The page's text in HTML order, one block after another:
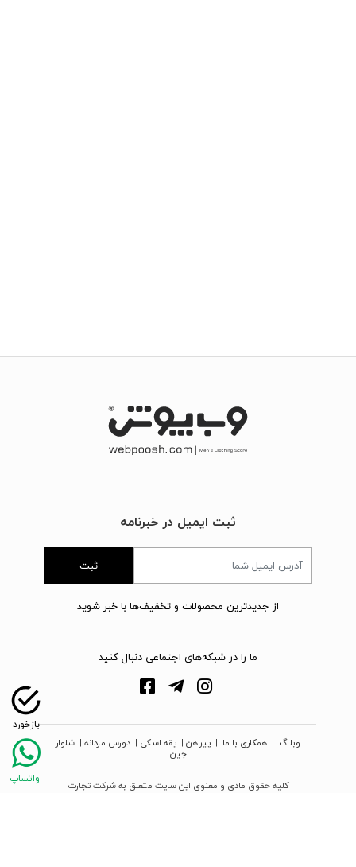
ثبت ایمیل در خبرنامه
ثبت
از جدیدترین محصولات و تخفیف‌ها با خبر شوید
ما را در شبکه‌های اجتماعی دنبال کنید
وبلاگ | همکاری با ما | پیراهن | یقه اسکی | دورس مردانه | شلوار
جین
کلیه حقوق مادی و معنوی این سایت متعلق به شرکت تجارت